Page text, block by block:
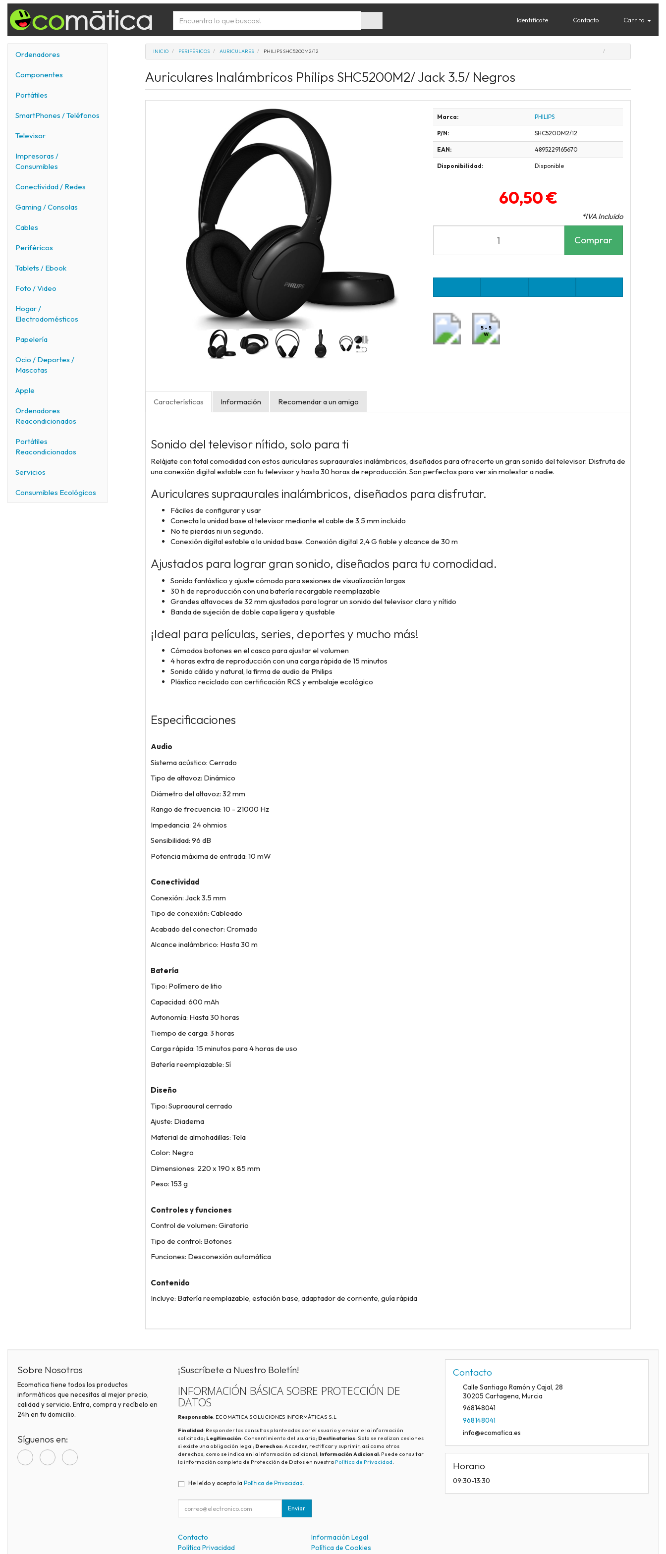
Identifícate Contacto Carrito
Ordenadores
Componentes
Portátiles
SmartPhones / Teléfonos
Televisor
Impresoras /
Consumibles
Conectividad / Redes
Gaming / Consolas
Cables
Periféricos
Tablets / Ebook
Foto / Video
Hogar /
Electrodomésticos
Papelería
Ocio / Deportes /
Mascotas
Apple
Ordenadores
Reacondicionados
Portátiles
Reacondicionados
Servicios
Consumibles Ecológicos
INICIO PERIFÉRICOS AURICULARES PHILIPS SHC5200M2/12
Auriculares Inalámbricos Philips SHC5200M2/ Jack 3.5/ Negros
Marca: PHILIPS
P/N: SHC5200M2/12
EAN: 4895229165670
Disponibilidad: Disponible
60,50 €
*IVA Incluido
Comprar
5 - 5
W
Características Información Recomendar a un amigo
Sonido del televisor nítido, solo para ti
Relájate con total comodidad con estos auriculares supraaurales inalámbricos,diseñados para ofrecerte un gran sonido del televisor. Disfruta de
una conexión digitalestable con tu televisor y hasta 30 horas de reproducción. Son perfectos para ver sin molestar a nadie.
Auriculares supraaurales inalámbricos, diseñados para disfrutar.
Fáciles de configurar y usar
Conecta la unidad base al televisor mediante el cable de 3,5 mm incluido
No te pierdas ni un segundo.
Conexión digital estable a la unidad base. Conexión digital 2,4 G fiable y alcance de 30 m
Ajustados para lograr gran sonido, diseñados para tu comodidad.
Sonido fantástico y ajuste cómodo para sesiones de visualización largas
30 h de reproducción con una batería recargable reemplazable
Grandes altavoces de 32 mm ajustados para lograr un sonido del televisor claro y nítido
Banda de sujeción de doble capa ligera y ajustable
¡Ideal para películas, series, deportes y mucho más!
Cómodos botones en el casco para ajustar el volumen
4 horas extra de reproducción con una carga rápida de 15 minutos
Sonido cálido y natural, la firma de audio de Philips
Plástico reciclado con certificación RCS y embalaje ecológico
Especificaciones
Audio
Sistema acústico: Cerrado
Tipo de altavoz: Dinámico
Diámetro del altavoz: 32 mm
Rango de frecuencia: 10 - 21000 Hz
Impedancia: 24 ohmios
Sensibilidad: 96 dB
Potencia máxima de entrada: 10 mW
Conectividad
Conexión: Jack 3.5 mm
Tipo de conexión: Cableado
Acabado del conector: Cromado
Alcance inalámbrico: Hasta 30 m
Batería
Tipo: Polímero de litio
Capacidad: 600 mAh
Autonomía: Hasta 30 horas
Tiempo de carga: 3 horas
Carga rápida: 15 minutos para 4 horas de uso
Batería reemplazable: Sí
Diseño
Tipo: Supraaural cerrado
Ajuste: Diadema
Material de almohadillas: Tela
Color: Negro
Dimensiones: 220 x 190 x 85 mm
Peso: 153 g
Controles y funciones
Control de volumen: Giratorio
Tipo de control: Botones
Funciones: Desconexión automática
Contenido
Incluye: Batería reemplazable, estación base, adaptador de corriente, guía rápida
Sobre Nosotros
Ecomatica tiene todos los productos
informáticos que necesitas al mejor precio,
calidad y servicio. Entra, compra y recíbelo en
24h en tu domicilio.
Síguenos en:
¡Suscríbete a Nuestro Boletín!
INFORMACIÓN BÁSICA SOBRE PROTECCIÓN DE
DATOS
Responsable: ECOMATICA SOLUCIONES INFORMÁTICAS S.L
Finalidad: Responder las consultas planteadas por el usuario y enviarle la información
solicitada; Legitimación: Consentimiento del usuario; Destinatarios: Solo se realizan cesiones
si existe una obligación legal; Derechos: Acceder, rectificar y suprimir, así como otros
derechos, como se indica en la información adicional; Información Adicional: Puede consultar
la información completa de Protección de Datos en nuestra Política de Privacidad.
He leído y acepto la Política de Privacidad.
Enviar
Contacto
Información Legal
Política Privacidad
Política de Cookies
Contacto
Calle Santiago Ramón y Cajal, 28
30205 Cartagena, Murcia
968148041
968148041
info@ecomatica.es
Horario
09:30-13:30